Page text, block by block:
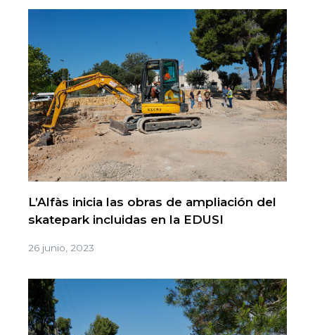
L’Alfàs inicia las obras de ampliación del
skatepark incluidas en la EDUSI
26 junio, 2023